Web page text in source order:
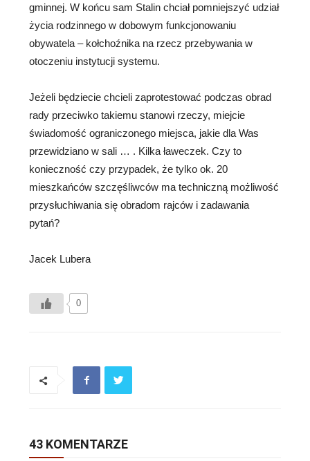
gminnej. W końcu sam Stalin chciał pomniejszyć udział
życia rodzinnego w dobowym funkcjonowaniu
obywatela – kołchoźnika na rzecz przebywania w
otoczeniu instytucji systemu.
Jeżeli będziecie chcieli zaprotestować podczas obrad
rady przeciwko takiemu stanowi rzeczy, miejcie
świadomość ograniczonego miejsca, jakie dla Was
przewidziano w sali … . Kilka ławeczek. Czy to
konieczność czy przypadek, że tylko ok. 20
mieszkańców szczęśliwców ma techniczną możliwość
przysłuchiwania się obradom rajców i zadawania
pytań?
Jacek Lubera
0
43 KOMENTARZE